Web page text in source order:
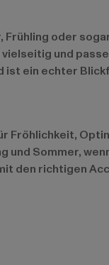
oder
und
ist ein echter
Fröhlichkeit,
Sommer,
den richtigen